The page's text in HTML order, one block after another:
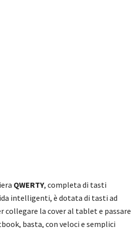
QWERTY, completa di tasti
intelligenti, è dotata di tasti ad
collegare la cover al tablet e passare
basta, con veloci e semplici